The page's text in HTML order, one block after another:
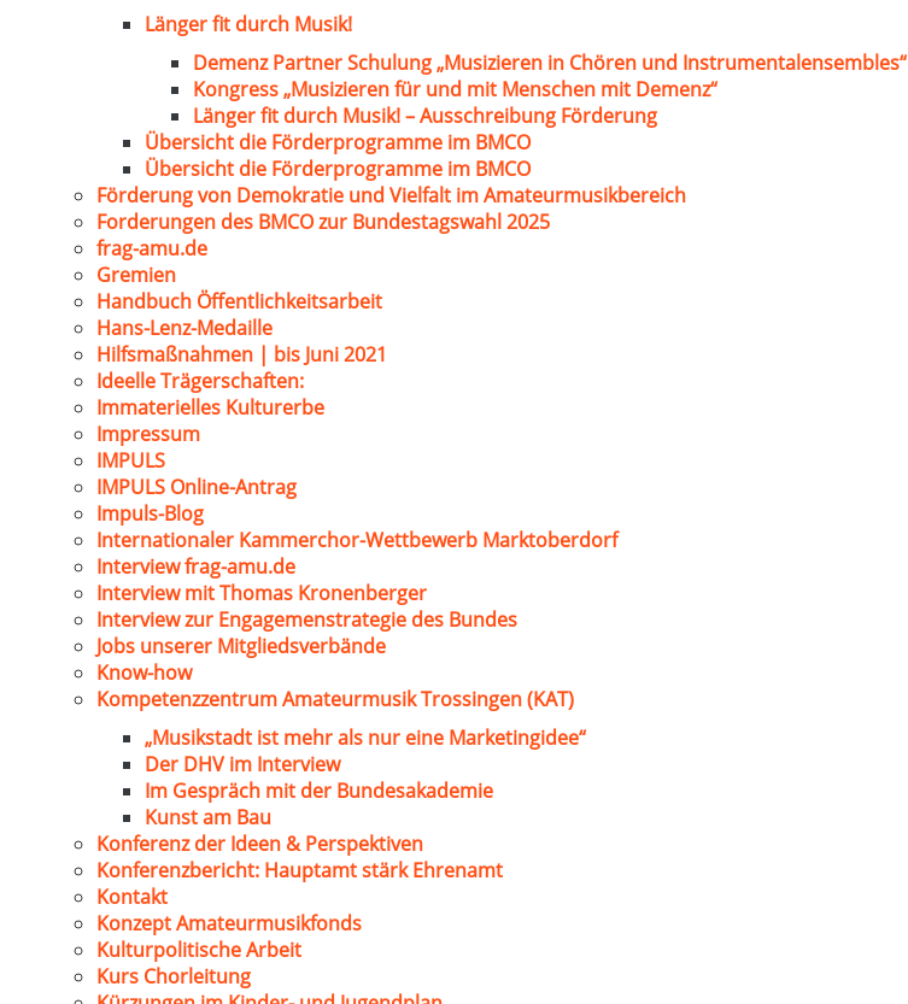
Länger fit durch Musik!
Demenz Partner Schulung „Musizieren in Chören und Instrumentalensembles“
Kongress „Musizieren für und mit Menschen mit Demenz“
Länger fit durch Musik! – Ausschreibung Förderung
Übersicht die Förderprogramme im BMCO
Übersicht die Förderprogramme im BMCO
Förderung von Demokratie und Vielfalt im Amateurmusikbereich
Forderungen des BMCO zur Bundestagswahl 2025
frag-amu.de
Gremien
Handbuch Öffentlichkeitsarbeit
Hans-Lenz-Medaille
Hilfsmaßnahmen | bis Juni 2021
Ideelle Trägerschaften:
Immaterielles Kulturerbe
Impressum
IMPULS
IMPULS Online-Antrag
Impuls-Blog
Internationaler Kammerchor-Wettbewerb Marktoberdorf
Interview frag-amu.de
Interview mit Thomas Kronenberger
Interview zur Engagemenstrategie des Bundes
Jobs unserer Mitgliedsverbände
Know-how
Kompetenzzentrum Amateurmusik Trossingen (KAT)
„Musikstadt ist mehr als nur eine Marketingidee“
Der DHV im Interview
Im Gespräch mit der Bundesakademie
Kunst am Bau
Konferenz der Ideen & Perspektiven
Konferenzbericht: Hauptamt stärk Ehrenamt
Kontakt
Konzept Amateurmusikfonds
Kulturpolitische Arbeit
Kurs Chorleitung